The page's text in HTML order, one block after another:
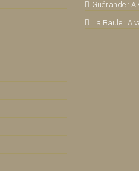
Guérande : A
La Baule : A